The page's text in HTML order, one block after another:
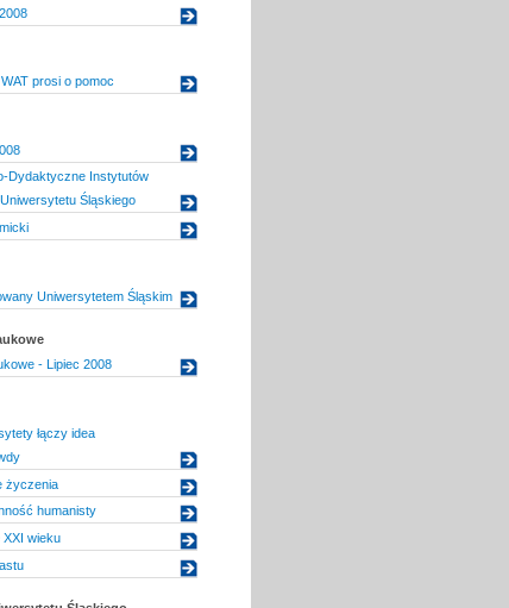
prosi o pomoc
Dydaktyczne Instytutów
Śląskiego
Uniwersytetem Śląskim
- Lipiec 2008
łączy idea
życzenia
humanisty
wieku